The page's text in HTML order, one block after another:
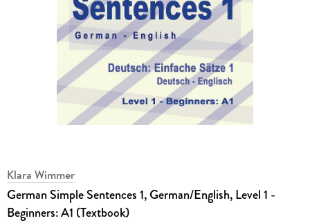
Klara Wimmer
German Simple Sentences 1, German/English, Level 1 -
Beginners: A1 (Textbook)